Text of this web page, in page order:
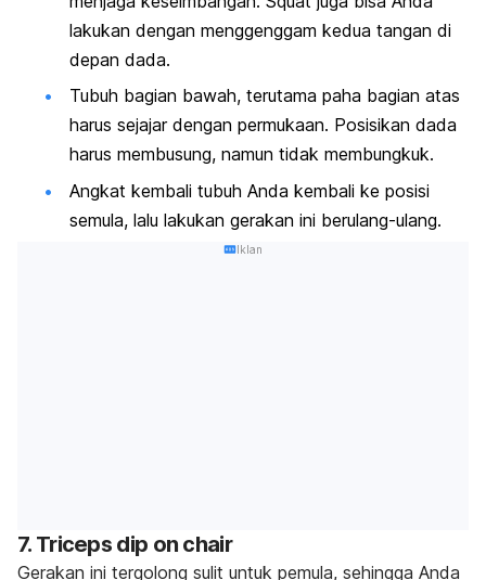
lakukan dengan menggenggam kedua tangan di
depan dada.
Tubuh bagian bawah, terutama paha bagian atas
harus sejajar dengan permukaan. Posisikan dada
harus membusung, namun tidak membungkuk.
Angkat kembali tubuh Anda kembali ke posisi
semula, lalu lakukan gerakan ini berulang-ulang.
Iklan
7. Triceps dip on chair
Gerakan ini tergolong sulit untuk pemula, sehingga Anda